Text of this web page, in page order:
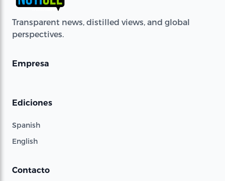
Transparent news, distilled views, and global
perspectives.
Empresa
Ediciones
Spanish
English
Contacto